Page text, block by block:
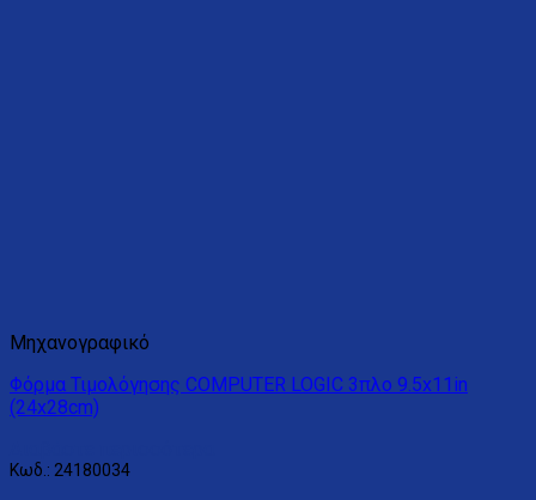
Μηχανογραφικό
Φόρμα Τιμολόγησης COMPUTER LOGIC 3πλο 9.5x11in
(24x28cm)
Κωδ.: 24180034